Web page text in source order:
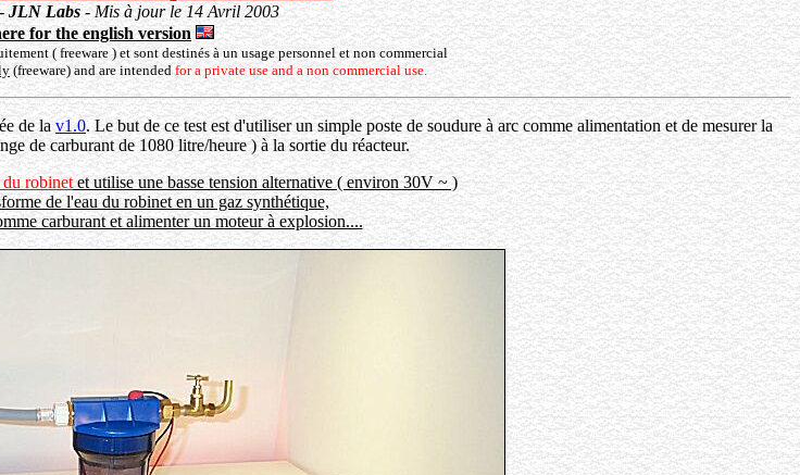
JLN Labs- Mis à jour le 14 Avril 2003
for the english version
( freeware ) et sont destinés à un usage personnel et non commercial
(freeware) and are intendedfor a private use and a non commercial use.
de lav1.0. Le but de ce test est d'utiliser un simple poste de soudure à arc comme alimentation et de mesurer la
de carburant de 1080 litre/heure ) à la sortie du réacteur.
du robinetet utilise une basse tension alternative ( environ 30V ~ )
de l'eau du robinet en un gaz synthétique,
carburant et alimenter un moteur à explosion....